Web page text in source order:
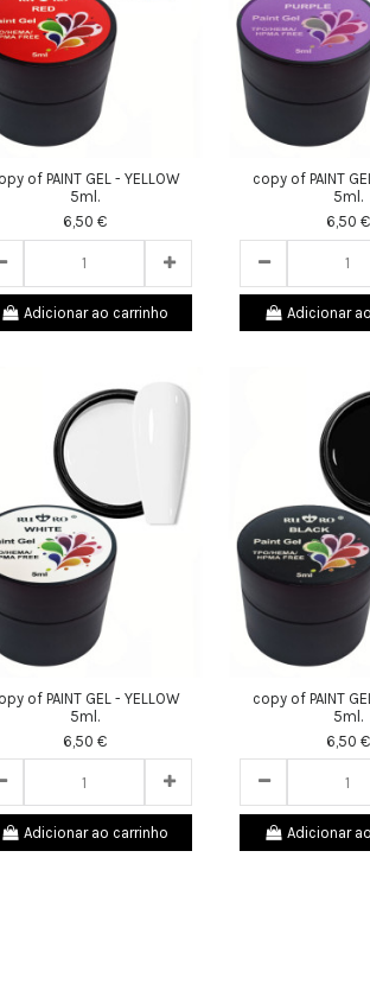
of PAINT GEL - YELLOW
5ml.
6,50 €
Adicionar ao carrinho
copy of PAINT
5ml.
6,50 €
Adicionar
of PAINT GEL - YELLOW
5ml.
6,50 €
Adicionar ao carrinho
copy of PAINT
5ml.
6,50 €
Adicionar